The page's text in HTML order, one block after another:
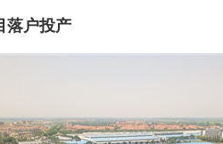
落户投产